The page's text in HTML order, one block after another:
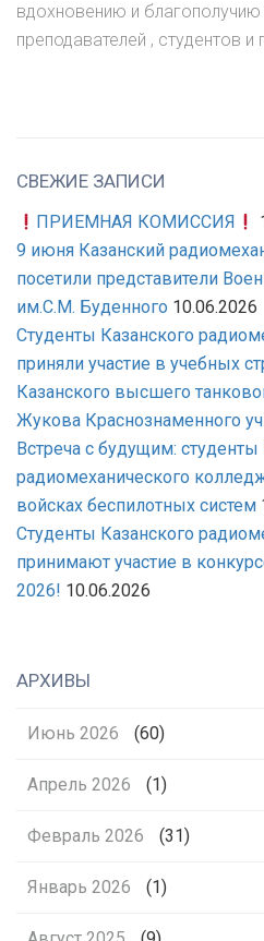
вдохновению и благополучию
преподавателей , студентов
СВЕЖИЕ ЗАПИСИ
ПРИЕМНАЯ КОМИССИЯ
9 июня Казанский
посетили представители
им.С.М. Буденного 10.06.2026
Студенты Казанского
приняли участие в учебных
Казанского высшего
Жукова Краснознаменного
Встреча с будущим: студенты
радиомеханического
войсках беспилотных систем
Студенты Казанского
принимают участие в
2026! 10.06.2026
АРХИВЫ
Июнь 2026 (60)
Апрель 2026 (1)
Февраль 2026 (31)
Январь 2026 (1)